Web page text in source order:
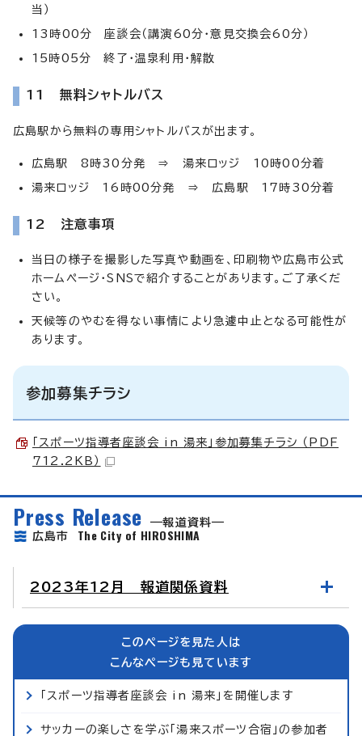
当）
13時00分 座談会（講演60分・意見交換会60分）
15時05分 終了・温泉利用・解散
11 無料シャトルバス
広島駅から無料の専用シャトルバスが出ます。
広島駅 8時30分発 ⇒ 湯来ロッジ 10時00分着
湯来ロッジ 16時00分発 ⇒ 広島駅 17時30分着
12 注意事項
当日の様子を撮影した写真や動画を、印刷物や広島市公式
ホームページ・SNSで紹介することがあります。ご了承くだ
さい。
天候等のやむを得ない事情により急遽中止となる可能性が
あります。
参加募集チラシ
「スポーツ指導者座談会 in 湯来」参加募集チラシ （PDF
712.2KB）
Press Release
報道資料
広島市 The City of HIROSHIMA
2023年12月 報道関係資料
このページを見た人は
こんなページも見ています
「スポーツ指導者座談会 in 湯来」を開催します
サッカーの楽しさを学ぶ「湯来スポーツ合宿」の参加者